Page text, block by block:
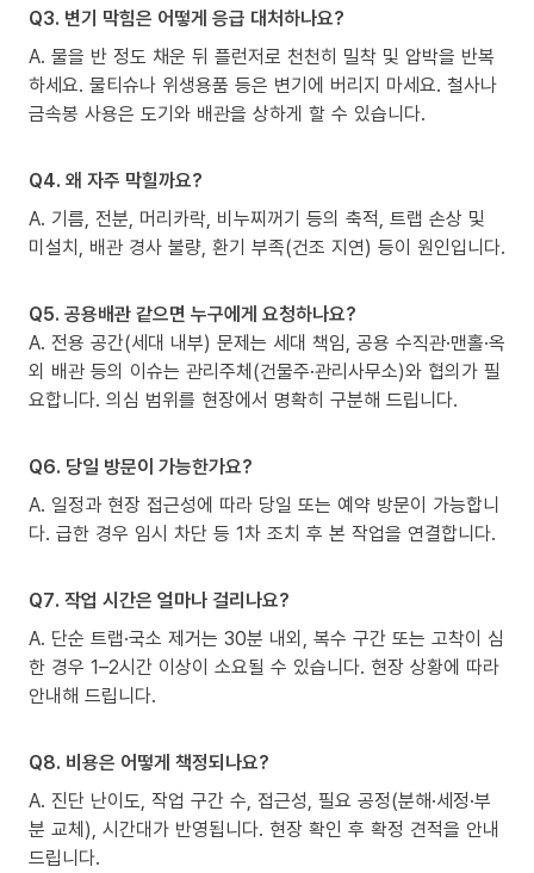
Q3. 변기 막힘은 어떻게 응급 대처하나요?
A. 물을 반 정도 채운 뒤 플런저로 천천히 밀착 및 압박을 반복
하세요. 물티슈나 위생용품 등은 변기에 버리지 마세요. 철사나
금속봉 사용은 도기와 배관을 상하게 할 수 있습니다.
Q4. 왜 자주 막힐까요?
A. 기름, 전분, 머리카락, 비누찌꺼기 등의 축적, 트랩 손상 및
미설치, 배관 경사 불량, 환기 부족(건조 지연) 등이 원인입니다.
Q5. 공용배관 같으면 누구에게 요청하나요?
A. 전용 공간(세대 내부) 문제는 세대 책임, 공용 수직관·맨홀·옥
외 배관 등의 이슈는 관리주체(건물주·관리사무소)와 협의가 필
요합니다. 의심 범위를 현장에서 명확히 구분해 드립니다.
Q6. 당일 방문이 가능한가요?
A. 일정과 현장 접근성에 따라 당일 또는 예약 방문이 가능합니
다. 급한 경우 임시 차단 등 1차 조치 후 본 작업을 연결합니다.
Q7. 작업 시간은 얼마나 걸리나요?
A. 단순 트랩·국소 제거는 30분 내외, 복수 구간 또는 고착이 심
한 경우 1–2시간 이상이 소요될 수 있습니다. 현장 상황에 따라
안내해 드립니다.
Q8. 비용은 어떻게 책정되나요?
A. 진단 난이도, 작업 구간 수, 접근성, 필요 공정(분해·세정·부
분 교체), 시간대가 반영됩니다. 현장 확인 후 확정 견적을 안내
드립니다.